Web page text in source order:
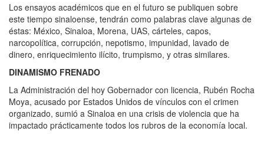
Los ensayos académicos que en el futuro se publiquen sobre
este tiempo sinaloense, tendrán como palabras clave algunas de
éstas: México, Sinaloa, Morena, UAS, cárteles, capos,
narcopolítica, corrupción, nepotismo, impunidad, lavado de
dinero, enriquecimiento ilícito, trumpismo, y otras similares.
DINAMISMO FRENADO
La Administración del hoy Gobernador con licencia, Rubén Rocha
Moya, acusado por Estados Unidos de vínculos con el crimen
organizado, sumió a Sinaloa en una crisis de violencia que ha
impactado prácticamente todos los rubros de la economía local.